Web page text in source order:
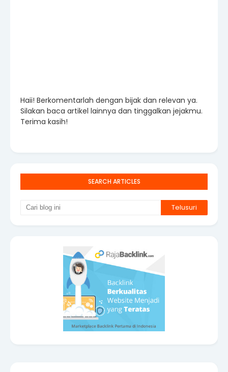
Haii! Berkomentarlah dengan bijak dan relevan ya.
Silakan baca artikel lainnya dan tinggalkan jejakmu.
Terima kasih!
SEARCH ARTICLES